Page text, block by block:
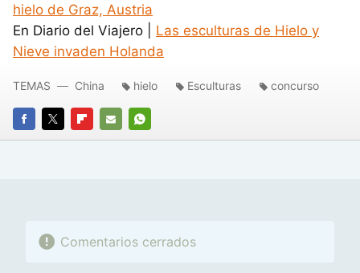
hielo de Graz, Austria
En Diario del Viajero | Las esculturas de Hielo y
Nieve invaden Holanda
FACEBOOK
TWITTERFLIPBOARD
E-
WHATSAPP
TEMAS China hielo Esculturas concurso
Comentarios cerrados